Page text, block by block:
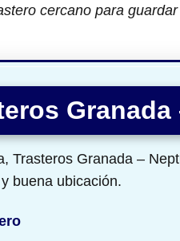
cercano para
Trasteros Granada –
buena ubicación.